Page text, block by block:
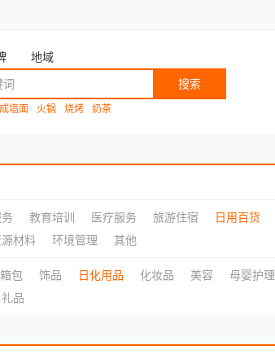
地域
搜索
墙面 火锅 烧烤 奶茶
教育培训 医疗服务 旅游住宿 日用百货
源材料 环境管理 其他
箱包 饰品 日化用品 化妆品 美容 母婴护理
礼品